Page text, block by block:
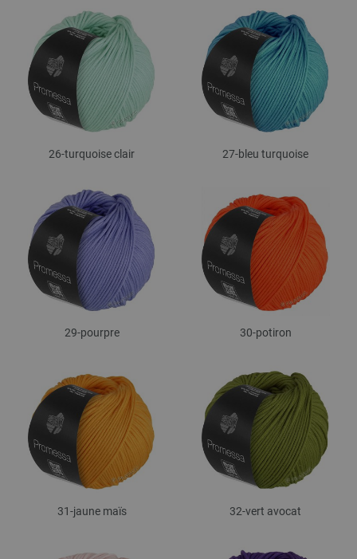
26-turquoise clair 27-bleu turquoise
29-pourpre 30-potiron
31-jaune maïs 32-vert avocat